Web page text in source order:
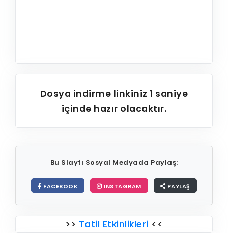
Dosya indirme linkiniz1 saniye
içinde hazır olacaktır.
Bu Slaytı Sosyal Medyada Paylaş:
FACEBOOK INSTAGRAM PAYLAŞ
>> Tatil Etkinlikleri <<